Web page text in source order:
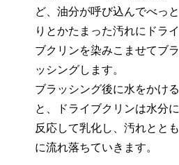
ど、油分が呼び込んでべっと
りとかたまった汚れにドライ
ブクリンを染みこませてブラ
ッシングします。
ブラッシング後に水をかける
と、ドライブクリンは水分に
反応して乳化し、汚れととも
に流れ落ちていきます。